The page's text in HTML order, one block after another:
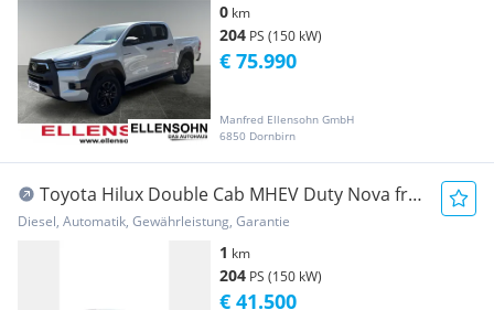
0 km
204 PS (150 kW)
Manfred Ellensohn GmbH
6850 Dornbirn
€ 75.990
Toyota Hilux Double Cab MHEV Duty Nova frei
Transporter / Kastenwagen
Diesel, Automatik, Gewährleistung, Garantie
1 km
204 PS (150 kW)
€ 41.500